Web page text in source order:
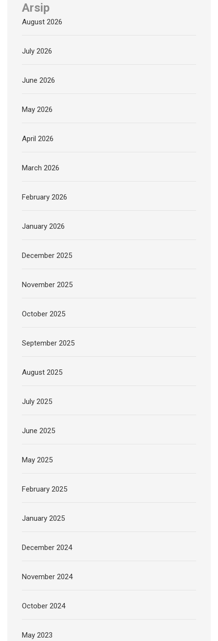
Arsip
August 2026
July 2026
June 2026
May 2026
April 2026
March 2026
February 2026
January 2026
December 2025
November 2025
October 2025
September 2025
August 2025
July 2025
June 2025
May 2025
February 2025
January 2025
December 2024
November 2024
October 2024
May 2023